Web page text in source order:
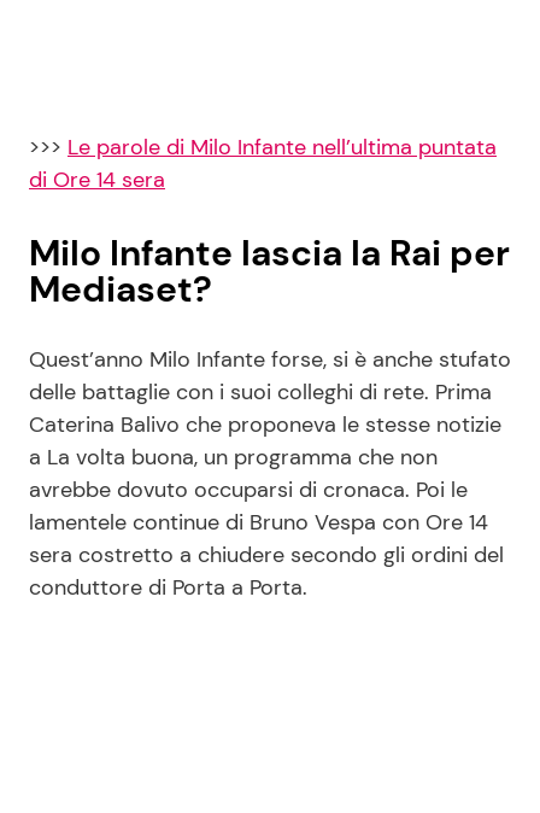
>>> Le parole di Milo Infante nell’ultima puntata
di Ore 14 sera
Milo Infante lascia la Rai per
Mediaset?
Quest’anno Milo Infante forse, si è anche stufato
delle battaglie con i suoi colleghi di rete. Prima
Caterina Balivo che proponeva le stesse notizie
a La volta buona, un programma che non
avrebbe dovuto occuparsi di cronaca. Poi le
lamentele continue di Bruno Vespa con Ore 14
sera costretto a chiudere secondo gli ordini del
conduttore di Porta a Porta.